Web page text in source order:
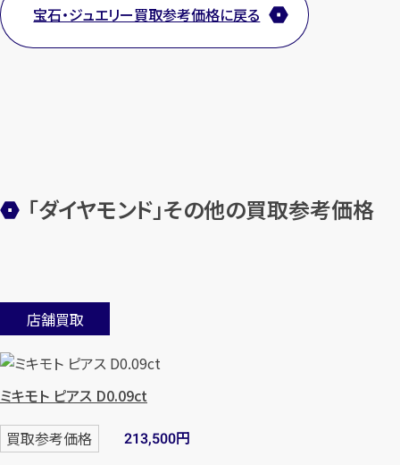
宝石・ジュエリー買取参考価格に戻る
「ダイヤモンド」その他の買取参考価格
店舗買取
ミキモト ピアス D0.09ct
買取参考価格 213,500円